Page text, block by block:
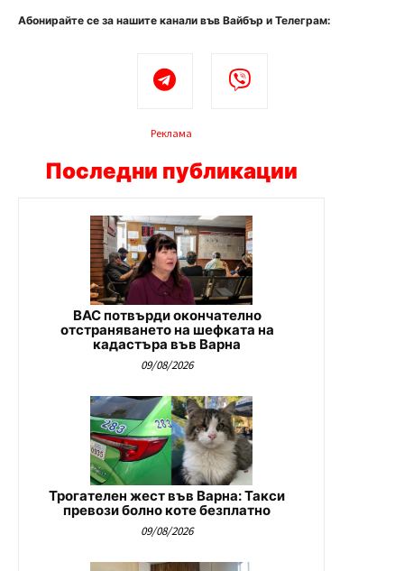
Абонирайте се за нашите канали във Вайбър и Телеграм:
Реклама
Последни публикации
ВАС потвърди окончателно
отстраняването на шефката на
кадастъра във Варна
09/08/2026
Трогателен жест във Варна: Такси
превози болно коте безплатно
09/08/2026